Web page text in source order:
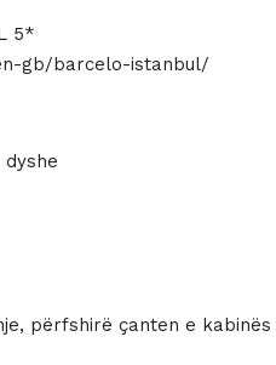
5*
gb/barcelo-istanbul/
përfshirë çanten e